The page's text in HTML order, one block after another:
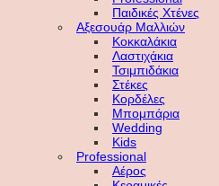
Παιδικές Χτένες
Αξεσουάρ Μαλλιών
Κοκκαλάκια
Λαστιχάκια
Τσιμπιδάκια
Στέκες
Κορδέλες
Μπομπάρια
Wedding
Kids
Professional
Αέρος